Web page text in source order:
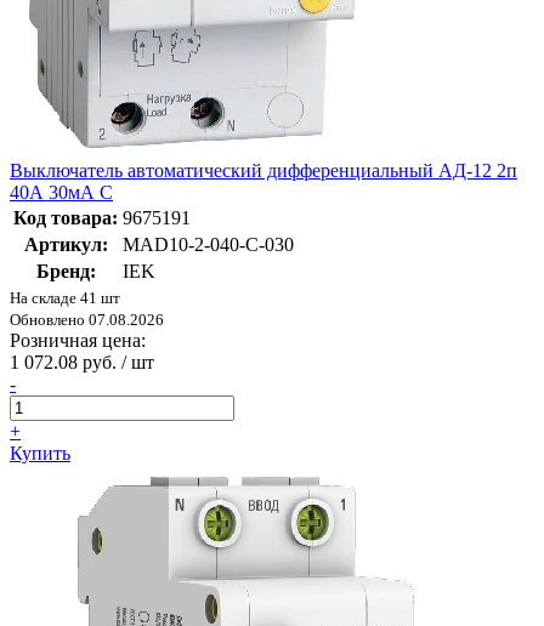
Выключатель автоматический дифференциальный АД-12 2п
40А 30мА С
Код товара: 9675191
Артикул:
MAD10-2-040-C-030
Бренд:
IEK
На складе 41 шт
Обновлено 07.08.2026
Розничная цена:
1 072.08 руб. / шт
-
+
Купить